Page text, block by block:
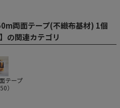
両面テープ(不織布基材) 1個
の関連カテゴリ
テープ
）